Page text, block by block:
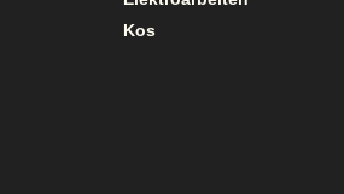
Kos